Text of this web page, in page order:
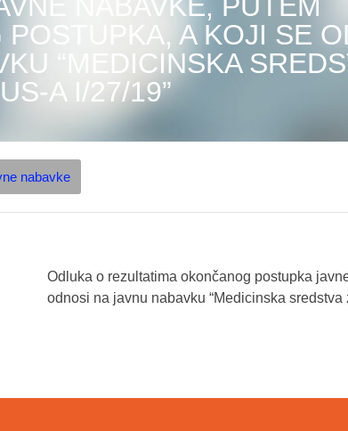
A KOJI SE
“MEDICINSKA
A I/27/19”
nabavke
Odluka o rezultatima okončanog postupka
odnosi na javnu nabavku “Medicinska sredstva